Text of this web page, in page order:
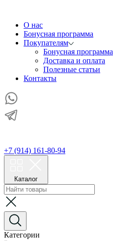
О нас
Бонусная программа
Покупателям
Бонусная программа
Доставка и оплата
Полезные статьи
Контакты
+7 (914) 161-80-94
Каталог
Категории